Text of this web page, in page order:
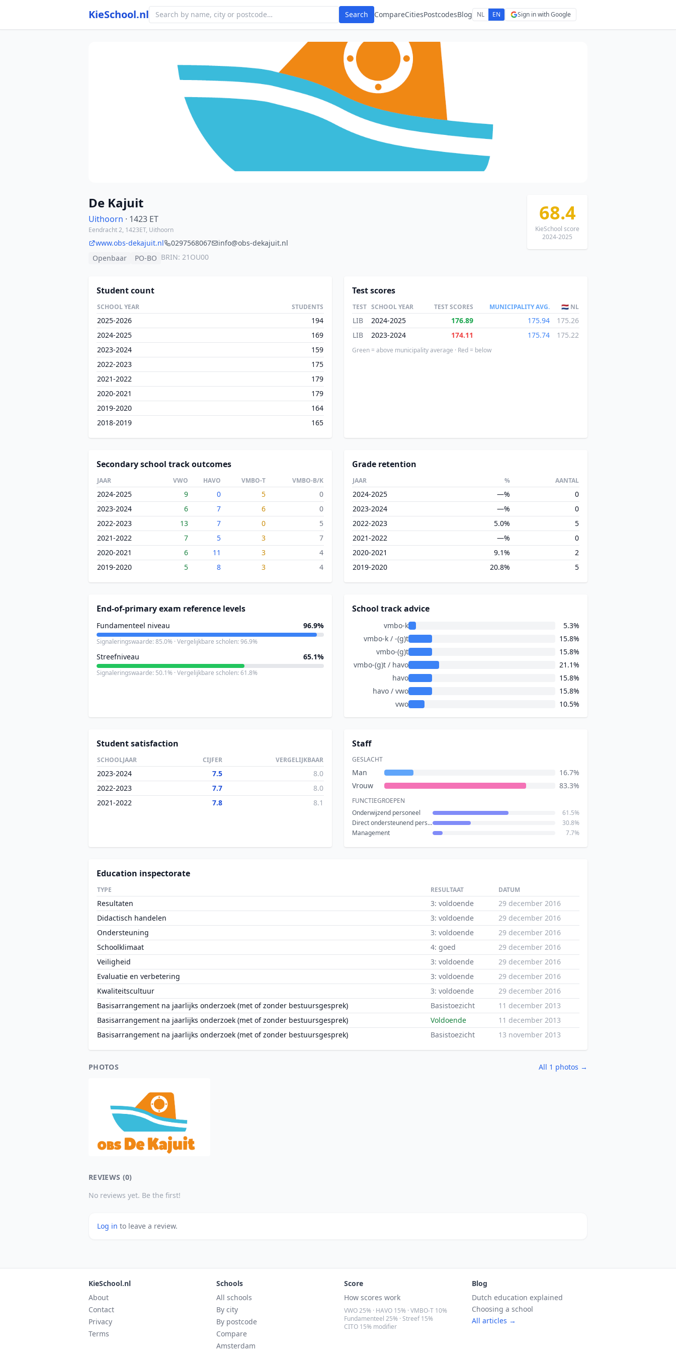
KieSchool.nl Search CompareCitiesPostcodesBlog NL EN Sign in with Google
De Kajuit
Uithoorn · 1423 ET
Eendracht 2, 1423ET, Uithoorn
www.obs-dekajuit.nl 0297568067
info@obs-dekajuit.nl
Openbaar
PO-BO BRIN: 21OU00
68.4
KieSchool score
2024-2025
Student count
SCHOOL YEAR STUDENTS
2025-2026
194
2024-2025
169
2023-2024
159
2022-2023
175
2021-2022
179
2020-2021
179
2019-2020
164
2018-2019
165
Test scores
TEST SCHOOL YEAR TEST SCORES MUNICIPALITY AVG. 🇳🇱 NL
LIB 2024-2025 176.89 175.94
175.26
LIB
2023-2024 174.11 175.74 175.22
Green = above municipality average · Red = below
Secondary school track outcomes
JAAR VWO HAVO VMBO-T VMBO-B/K
2024-2025 9 0 5
0
2023-2024
6 7 6
0
2022-2023
13 7 0
5
2021-2022
7 5 3
7
2020-2021
6 11 3
4
2019-2020
5 8 3 4
Grade retention
JAAR % AANTAL
2024-2025 —%
0
2023-2024
—%
0
2022-2023
5.0%
5
2021-2022
—%
0
2020-2021
9.1%
2
2019-2020
20.8% 5
End-of-primary exam reference levels
Fundamenteel niveau 96.9%
Signaleringswaarde: 85.0% · Vergelijkbare scholen: 96.9%
Streefniveau 65.1%
Signaleringswaarde: 50.1% · Vergelijkbare scholen: 61.8%
School track advice
vmbo-k
5.3%
vmbo-k / -(g)t
15.8%
vmbo-(g)t
15.8%
vmbo-(g)t / havo
21.1%
havo
15.8%
havo / vwo
15.8%
vwo
10.5%
Student satisfaction
SCHOOLJAAR CIJFER VERGELIJKBAAR
2023-2024 7.5
8.0
2022-2023
7.7
8.0
2021-2022
7.8 8.1
Staff
GESLACHT
Man
16.7%
Vrouw
83.3%
FUNCTIEGROEPEN
Onderwijzend personeel
61.5%
Direct ondersteunend personeel
30.8%
Management
7.7%
Education inspectorate
TYPE RESULTAAT DATUM
Resultaten 3: voldoende
29 december 2016
Didactisch handelen
3: voldoende
29 december 2016
Ondersteuning
3: voldoende
29 december 2016
Schoolklimaat
4: goed
29 december 2016
Veiligheid
3: voldoende
29 december 2016
Evaluatie en verbetering
3: voldoende
29 december 2016
Kwaliteitscultuur
3: voldoende
29 december 2016
Basisarrangement na jaarlijks onderzoek (met of zonder bestuursgesprek)
Basistoezicht
11 december 2013
Basisarrangement na jaarlijks onderzoek (met of zonder bestuursgesprek)
Voldoende
11 december 2013
Basisarrangement na jaarlijks onderzoek (met of zonder bestuursgesprek)
Basistoezicht 13 november 2013
PHOTOS All 1 photos →
REVIEWS (0)
No reviews yet. Be the first!
Log in to leave a review.
KieSchool.nl
About
Contact
Privacy
Terms
Schools
All schools
By city
By postcode
Compare
Amsterdam
Score
How scores work
VWO 25% · HAVO 15% · VMBO-T 10%
Fundamenteel 25% · Streef 15%
CITO 15% modifier
Blog
Dutch education explained
Choosing a school
All articles →